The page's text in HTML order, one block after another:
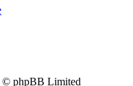
© phpBB Limited